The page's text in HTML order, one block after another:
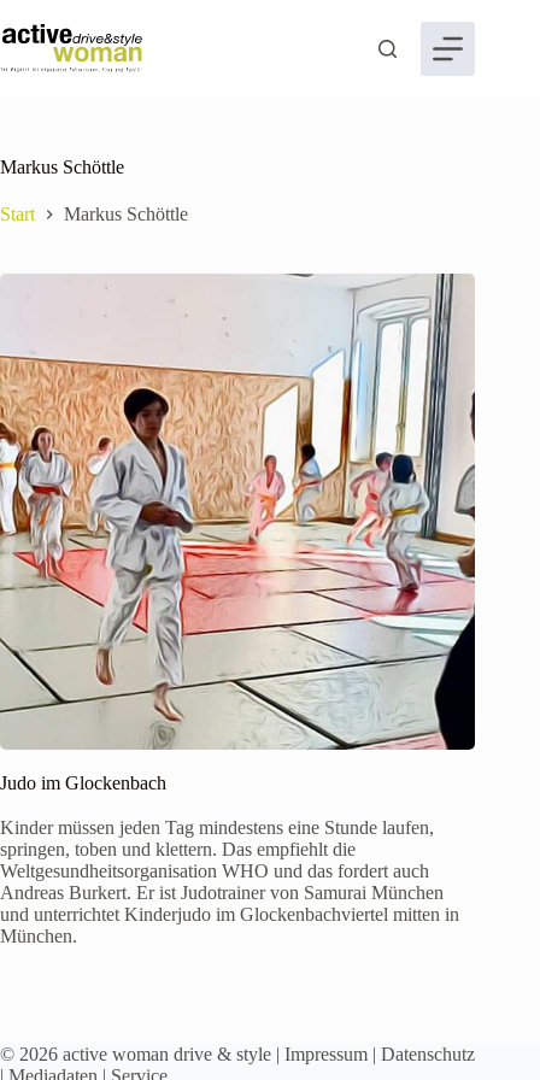
Inhalt
springen
Markus Schöttle
Start Markus Schöttle
Judo im Glockenbach
Kinder müssen jeden Tag mindestens eine Stunde laufen,
springen, toben und klettern. Das empfiehlt die
Weltgesundheitsorganisation WHO und das fordert auch
Andreas Burkert. Er ist Judotrainer von Samurai München
und unterrichtet Kinderjudo im Glockenbachviertel mitten in
München.
© 2026 active woman drive & style | Impressum | Datenschutz
| Mediadaten | Service